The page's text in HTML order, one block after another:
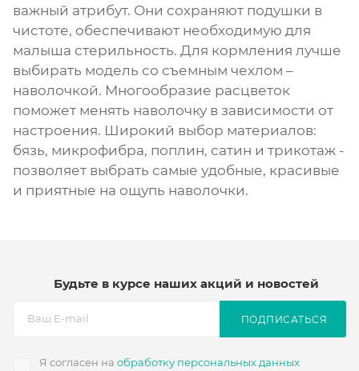
важный атрибут. Они сохраняют подушки в
чистоте, обеспечивают необходимую для
малыша стерильность. Для кормления лучше
выбирать модель со съемным чехлом –
наволочкой. Многообразие расцветок
поможет менять наволочку в зависимости от
настроения. Широкий выбор материалов:
бязь, микрофибра, поплин, сатин и трикотаж -
позволяет выбрать самые удобные, красивые
и приятные на ощупь наволочки.
Будьте в курсе наших акций и новостей
Я согласен на обработку персональных данных
ПОДПИСАТЬСЯ